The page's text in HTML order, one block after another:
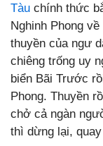
Tàu chính thức
Nghinh Phong
thuyền của ngư
chiêng trống uy
biển Bãi Trước
Phong. Thuyền
chở cả ngàn
thì dừng lại,